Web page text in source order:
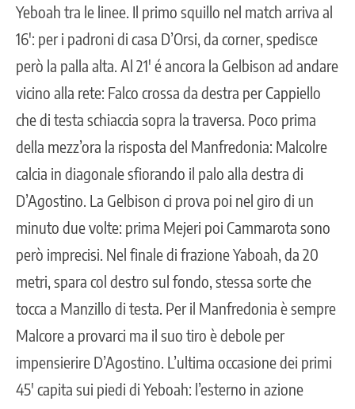
Yeboah tra le linee. Il primo squillo nel match arriva al
16′: per i padroni di casa D’Orsi, da corner, spedisce
però la palla alta. Al 21′ é ancora la Gelbison ad andare
vicino alla rete: Falco crossa da destra per Cappiello
che di testa schiaccia sopra la traversa. Poco prima
della mezz’ora la risposta del Manfredonia: Malcolre
calcia in diagonale sfiorando il palo alla destra di
D’Agostino. La Gelbison ci prova poi nel giro di un
minuto due volte: prima Mejeri poi Cammarota sono
però imprecisi. Nel finale di frazione Yaboah, da 20
metri, spara col destro sul fondo, stessa sorte che
tocca a Manzillo di testa. Per il Manfredonia è sempre
Malcore a provarci ma il suo tiro è debole per
impensierire D’Agostino. L’ultima occasione dei primi
45′ capita sui piedi di Yeboah: l’esterno in azione